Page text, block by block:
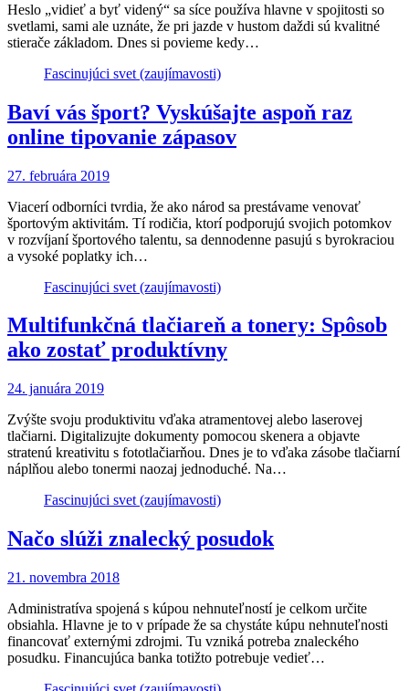
Heslo „vidieť a byť videný“ sa síce používa hlavne v spojitosti so
svetlami, sami ale uznáte, že pri jazde v hustom daždi sú kvalitné
stierače základom. Dnes si povieme kedy…
Fascinujúci svet (zaujímavosti)
Baví vás šport? Vyskúšajte aspoň raz
online tipovanie zápasov
27. februára 2019
Viacerí odborníci tvrdia, že ako národ sa prestávame venovať
športovým aktivitám. Tí rodičia, ktorí podporujú svojich potomkov
v rozvíjaní športového talentu, sa dennodenne pasujú s byrokraciou
a vysoké poplatky ich…
Fascinujúci svet (zaujímavosti)
Multifunkčná tlačiareň a tonery: Spôsob
ako zostať produktívny
24. januára 2019
Zvýšte svoju produktivitu vďaka atramentovej alebo laserovej
tlačiarni. Digitalizujte dokumenty pomocou skenera a objavte
stratenú kreativitu s fototlačiarňou. Dnes je to vďaka zásobe tlačiarní
náplňou alebo tonermi naozaj jednoduché. Na…
Fascinujúci svet (zaujímavosti)
Načo slúži znalecký posudok
21. novembra 2018
Administratíva spojená s kúpou nehnuteľností je celkom určite
obsiahla. Hlavne je to v prípade že sa chystáte kúpu nehnuteľnosti
financovať externými zdrojmi. Tu vzniká potreba znaleckého
posudku. Financujúca banka totižto potrebuje vedieť…